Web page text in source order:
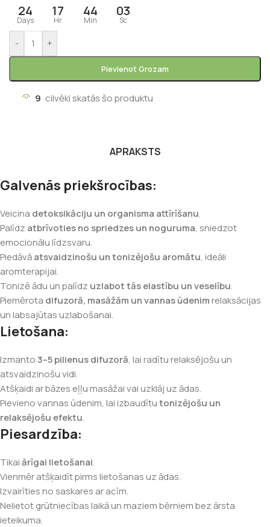
24
Days
17
Hr
44
Min
03
Sc
- +
Pievienot Grozam
9 cilvēki skatās šo produktu
APRAKSTS
Galvenās priekšrocības:
Veicina detoksikāciju un organisma attīrīšanu.
Palīdz atbrīvoties no spriedzes un noguruma, sniedzot
emocionālu līdzsvaru.
Piedāvāatsvaidzinošu un tonizējošu aromātu, ideāli
aromterapijai.
Tonizē ādu un palīdz uzlabot tās elastību un veselību.
Piemērota difuzorā, masāžām un vannas ūdenimrelaksācijas
un labsajūtas uzlabošanai.
Lietošana:
Izmanto3–5 pilienus difuzorā, lai radītu relaksējošu un
atsvaidzinošu vidi.
Atšķaidi ar bāzes eļļu masāžai vai uzklāj uz ādas.
Pievieno vannas ūdenim, lai izbaudītutonizējošu un
relaksējošu efektu.
Piesardzība:
Tikaiārīgai lietošanai.
Vienmēr atšķaidīt pirms lietošanas uz ādas.
Izvairīties no saskares ar acīm.
Nelietot grūtniecības laikā un maziem bērniem bez ārsta
ieteikuma.